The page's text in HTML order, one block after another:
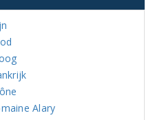
Alary